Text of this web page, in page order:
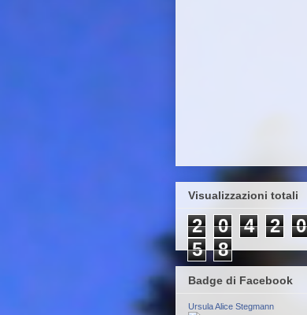
Visualizzazioni totali
2 0 4 2
0
5
8
Badge di Facebook
Ursula Alice Stegmann